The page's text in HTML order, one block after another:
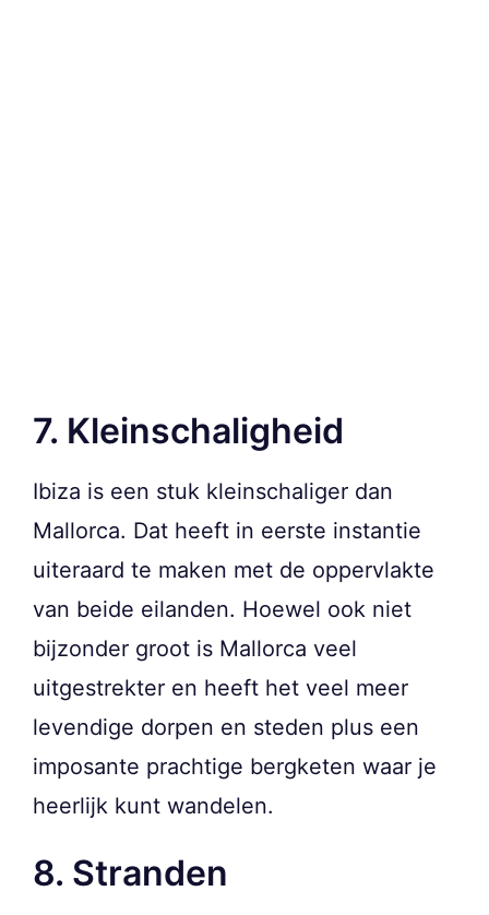
7. Kleinschaligheid
Ibiza is een stuk kleinschaliger dan
Mallorca. Dat heeft in eerste instantie
uiteraard te maken met de oppervlakte
van beide eilanden. Hoewel ook niet
bijzonder groot is Mallorca veel
uitgestrekter en heeft het veel meer
levendige dorpen en steden plus een
imposante prachtige bergketen waar je
heerlijk kunt wandelen.
8. Stranden